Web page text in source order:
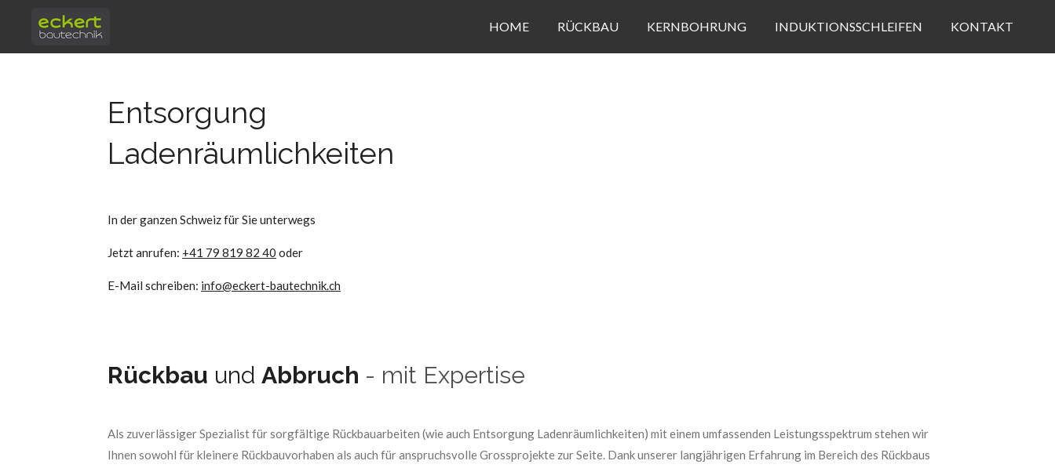
Hauptinhalt
HOME RÜCKBAU KERNBOHRUNG INDUKTIONSSCHLEIFEN KONTAKT
Entsorgung
Ladenräumlichkeiten
In der ganzen Schweiz für Sie unterwegs
Jetzt anrufen: +41 79 819 82 40 oder
E-Mail schreiben: info@eckert-bautechnik.ch
Rückbau und Abbruch - mit Expertise
Als zuverlässiger Spezialist für sorgfältige Rückbauarbeiten (wie auch Entsorgung Ladenräumlichkeiten) mit einem umfassenden Leistungsspektrum stehen wir
Ihnen sowohl für kleinere Rückbauvorhaben als auch für anspruchsvolle Grossprojekte zur Seite. Dank unserer langjährigen Erfahrung im Bereich des Rückbaus